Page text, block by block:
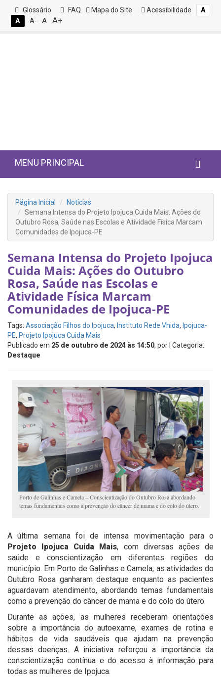
Glossário FAQ Mapa do Site Acessibilidade
A
A
A- A A+
MENU PRINCIPAL
Página Inicial
Notícias
Semana Intensa do Projeto Ipojuca Cuida Mais: Ações do
Outubro Rosa, Saúde nas Escolas e Atividade Física Marcam
Comunidades de Ipojuca-PE
Semana Intensa do Projeto Ipojuca
Cuida Mais: Ações do Outubro
Rosa, Saúde nas Escolas e
Atividade Física Marcam
Comunidades de Ipojuca-PE
Tags: Associação Filhos do Ipojuca, Instituto Rede Vhida, Ipojuca-
PE, Projeto Ipojuca Cuida Mais
Publicado em 25 de outubro de 2024 às 14:50, por | Categoria:
Destaque
Porto de Galinhas e Camela – Conscientização do Outubro Rosa abordando
temas fundamentais como a prevenção do câncer de mama e do colo do útero.
A última semana foi de intensa movimentação para o
Projeto Ipojuca Cuida Mais, com diversas ações de
saúde e conscientização em diferentes regiões do
município. Em Porto de Galinhas e Camela, as atividades do
Outubro Rosa ganharam destaque enquanto as pacientes
aguardavam atendimento, abordando temas fundamentais
como a prevenção do câncer de mama e do colo do útero.
Durante as ações, as mulheres receberam orientações
sobre a importância do autoexame, exames de rotina e
hábitos de vida saudáveis que ajudam na prevenção
dessas doenças. A iniciativa reforçou a importância da
conscientização contínua e do acesso à informação para
todas as mulheres de Ipojuca.